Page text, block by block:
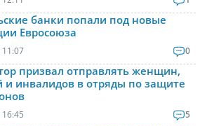
банки попали под новые
Евросоюза
11:07 0
призвал отправлять женщин,
и инвалидов в отряды по защите
5